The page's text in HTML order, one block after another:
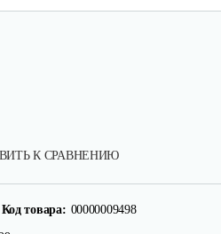
К СРАВНЕНИЮ
Код товара: 00000009498